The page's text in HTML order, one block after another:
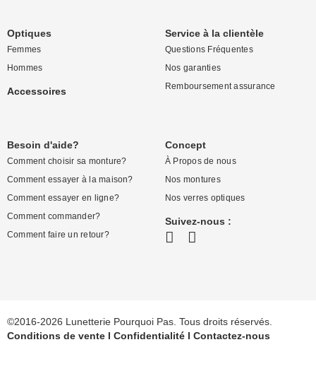
Optiques
Femmes
Hommes
Accessoires
Service à la clientèle
Questions Fréquentes
Nos garanties
Remboursement assurance
Besoin d'aide?
Comment choisir sa monture?
Comment essayer à la maison?
Comment essayer en ligne?
Comment commander?
Comment faire un retour?
Concept
À Propos de nous
Nos montures
Nos verres optiques
Suivez-nous :
©2016-2026 Lunetterie Pourquoi Pas. Tous droits réservés.
Conditions de vente I Confidentialité I Contactez-nous